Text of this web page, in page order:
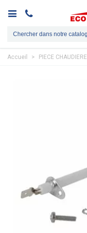
Accueil > PIECE CHAUDIERE